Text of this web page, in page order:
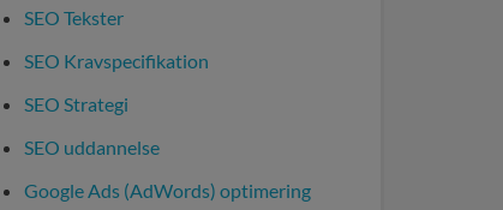
SEO Tekster
SEO Kravspecifikation
SEO Strategi
SEO uddannelse
Google Ads (AdWords) optimering